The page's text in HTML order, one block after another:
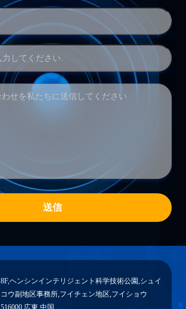
送信
8F,ヘンシンインテリジェント科学技術公園,シュイ
コウ副地区事務所,フイチェン地区,フイショウ
516000,広東,中国